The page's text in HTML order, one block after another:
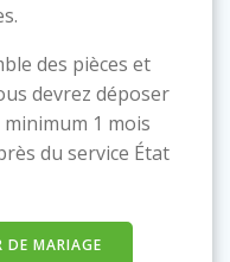
des pièces et
devrez déposer
1 mois
du service État
DE MARIAGE